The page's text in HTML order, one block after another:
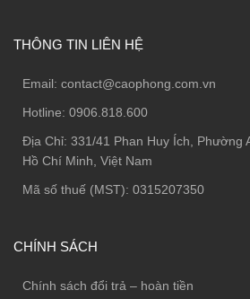
THÔNG TIN LIÊN HỆ
Email: contact@caophong.com.vn
Hotline: 0906.818.600
Địa Chỉ: 331/41 Phan Huy Ích, Phường
Hồ Chí Minh, Việt Nam
Mã số thuế (MST): 0315207350
CHÍNH SÁCH
Chính sách đổi trả – hoàn tiền